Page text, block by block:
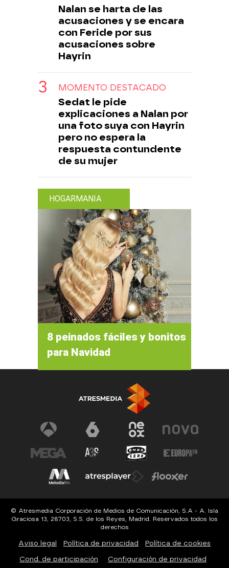
Nalan se harta de las
acusaciones y se encara
con Feride por sus
acusaciones sobre
Hayrin
MOMENTO DESTACADO
Sedat le pide
explicaciones a Nalan por
una foto suya con Hayrin
pero no espera la
respuesta contundente
de su mujer
HOGARMANIA
8 peinados fáciles y bonitos
para Navidad
© Atresmedia Corporación de Medios de Comunicación, S.A - A. Isla
Graciosa 13, 28703, S.S. de los Reyes, Madrid. Reservados todos los
derechos
Aviso legal Política de privacidad Política de cookies
Cond. de participación Configuración de privacidad